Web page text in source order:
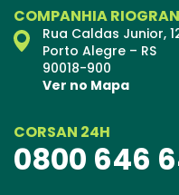
COMPANHIA
Rua Caldas Junior,
Porto Alegre – RS
90018-900
Ver no Mapa
CORSAN 24H
0800 646